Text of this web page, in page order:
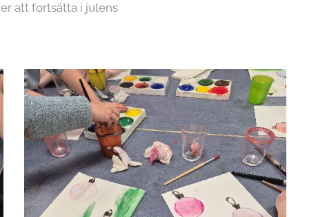
att fortsätta i julens